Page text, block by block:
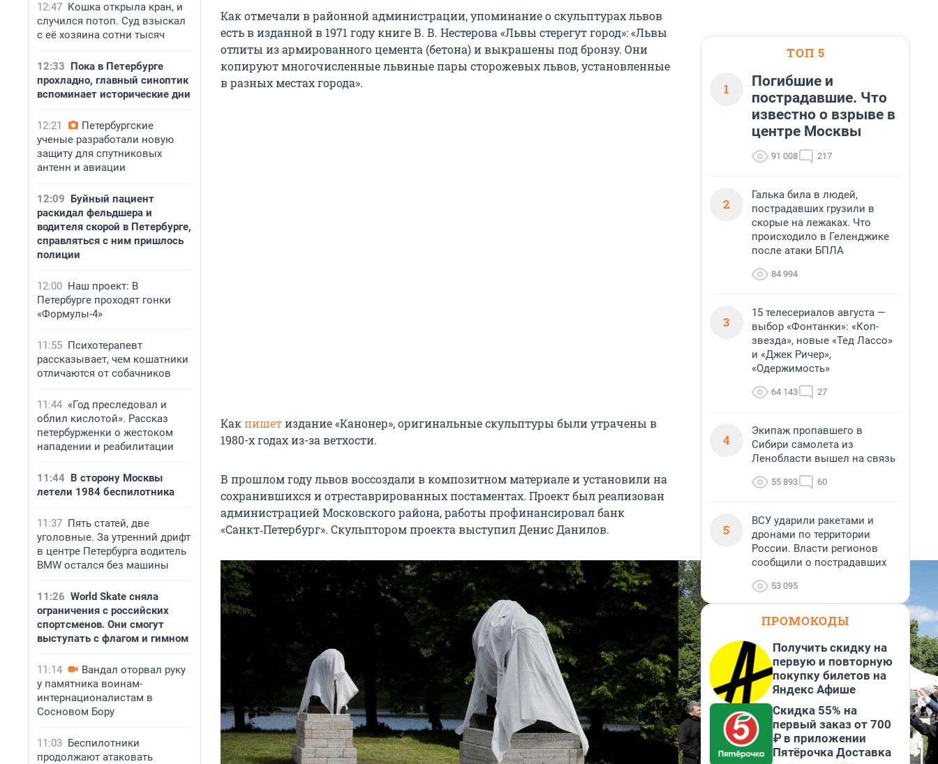
12:47 Кошка открыла кран, и
случился потоп. Суд взыскал
с её хозяина сотни тысяч
12:33 Пока в Петербурге
прохладно, главный синоптик
вспоминает исторические дни
12:21
Петербургские
ученые разработали новую
защиту для спутниковых
антенн и авиации
12:09 Буйный пациент
раскидал фельдшера и
водителя скорой в Петербурге,
справляться с ним пришлось
полиции
12:00 Наш проект: В
Петербурге проходят гонки
«Формулы-4»
11:55 Психотерапевт
рассказывает, чем кошатники
отличаются от собачников
11:44 «Год преследовал и
облил кислотой». Рассказ
петербурженки о жестоком
нападении и реабилитации
11:44 В сторону Москвы
летели 1984 беспилотника
11:37 Пять статей, две
уголовные. За утренний дрифт
в центре Петербурга водитель
BMW остался без машины
11:26 World Skate сняла
ограничения с российских
спортсменов. Они смогут
выступать с флагом и гимном
11:14
Вандал оторвал руку
у памятника воинам-
интернационалистам в
Сосновом Бору
11:03 Беспилотники
продолжают атаковать
Как отмечали в районной администрации, упоминание о скульптурах львов
есть в изданной в 1971 году книге В. В. Нестерова «Львы стерегут город»: «Львы
отлиты из армированного цемента (бетона) и выкрашены под бронзу. Они
копируют многочисленные львиные пары сторожевых львов, установленные
в разных местах города».
Какпишетиздание «Канонер», оригинальные скульптуры были утрачены в
1980-х годах из-за ветхости.
В прошлом году львов воссоздали в композитном материале и установили на
сохранившихся и отреставрированных постаментах. Проект был реализован
администрацией Московского района, работы профинансировал банк
«Санкт‑Петербург». Скульптором проекта выступил Денис Данилов.
ТОП 5
1
Погибшие и
пострадавшие. Что
известно о взрыве в
центре Москвы
91 008 217
2
Галька била в людей,
пострадавших грузили в
скорые на лежаках. Что
происходило в Геленджике
после атаки БПЛА
84 994
3
15 телесериалов августа —
выбор «Фонтанки»: «Коп-
звезда», новые «Тед Лассо»
и «Джек Ричер»,
«Одержимость»
64 143 27
4
Экипаж пропавшего в
Сибири самолета из
Ленобласти вышел на связь
55 893 60
5
ВСУ ударили ракетами и
дронами по территории
России. Власти регионов
сообщили о пострадавших
53 095
ПРОМОКОДЫ
Получить скидку на
первую и повторную
покупку билетов на
Яндекс Афише
Скидка 55% на
первый заказ от 700
₽ в приложении
Пятёрочка Доставка